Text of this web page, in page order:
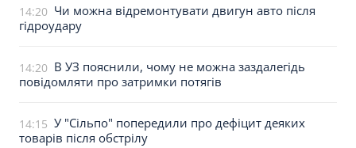
14:20 Чи можна відремонтувати двигун авто після
гідроудару
14:20 В УЗ пояснили, чому не можна заздалегідь
повідомляти про затримки потягів
14:15 У "Сільпо" попередили про дефіцит деяких
товарів після обстрілу